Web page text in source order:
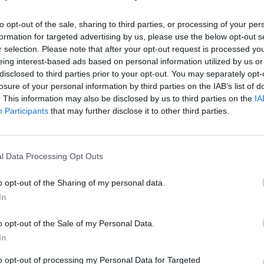
opt-out of the sale, sharing to third parties, or processing of your
for targeted advertising by us, please use the below opt-out
selection. Please note that after your opt-out request is processed
interest-based ads based on personal information utilized by us
to third parties prior to your opt-out. You may separately
of your personal information by third parties on the IAB’s list of
This information may also be disclosed by us to third parties on the
Participants that may further disclose it to other third parties.
Data Processing Opt Outs
opt-out of the Sharing of my personal data.
opt-out of the Sale of my Personal Data.
opt-out of processing my Personal Data for Targeted
fer “el que ens surti de dins”. És cert que ens
privats, però sempre hi ha un límit en la
no ens sentin els veïns, no podem saltar per
no podem ballar al mig del carrer, almenys
dels altres transeünts. I és una llàstima,
coses en un espai “neutral”. Un espai en blanc
però palpable. Un espaifísicblanc. Un lloc on
que necessitem fer. Un espai on fer un
rutina. No com una pausa, perquè les
el mateix joc que jugàvem abans de la pausa i
en blanc on fugir. Un refugi on puguem ballar
d’ansietat de manera tranquil·la. Un lloc on
sense fer res, fora de la mirada de l’entorn.